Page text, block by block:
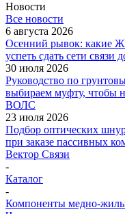
Новости
Все новости
6 августа 2026
Осенний рывок: какие
успеть сдать сети связи
30 июля 2026
Руководство по
выбираем муфту, чтобы
ВОЛС
23 июля 2026
Подбор оптических
при заказе пассивных
Вектор Связи
-
Каталог
-
Компоненты медно-